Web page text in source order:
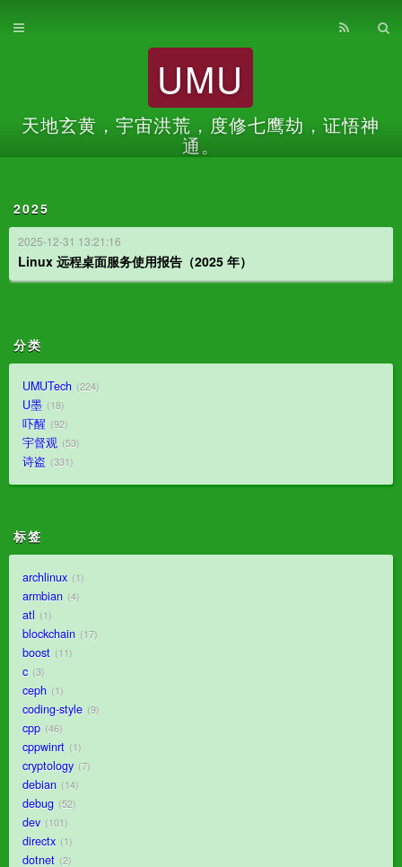
UMU
天地玄黄，宇宙洪荒，度修七鹰劫，证悟神
通。
2025
2025-12-31 13:21:16
Linux 远程桌面服务使用报告（2025 年）
分类
UMUTech 224
U墨 18
吓醒 92
宇督观 53
诗盗 331
标签
archlinux 1
armbian 4
atl 1
blockchain 17
boost 11
c 3
ceph 1
coding-style 9
cpp 46
cppwinrt 1
cryptology 7
debian 14
debug 52
dev 101
directx 1
dotnet 2
首页
关于